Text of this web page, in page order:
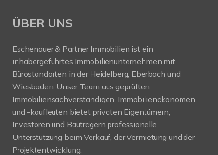
ÜBER UNS
Eschenauer & Partner Immobilien ist ein
inhabergeführtes Immobilienunternehmen mit
Bürostandorten in der Heidelberg, Eberbach und
Wiesbaden. Unser Team aus geprüften
Immobiliensachverständigen, Immobilienökonomen
und -kaufleuten bietet privaten Eigentümern,
Investoren und Bauträgern professionelle
Unterstützung beim Verkauf, der Vermietung und der
Projektentwicklung.